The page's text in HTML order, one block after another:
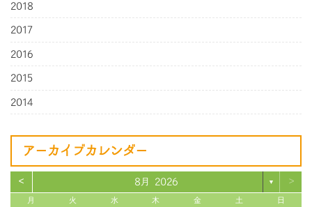
2018
2017
2016
2015
2014
アーカイブカレンダー
< 8月 2026 ▼ >
月 火 水 木 金 土 日